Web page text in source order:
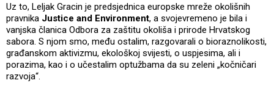
Uz to, Leljak Gracin je predsjednica europske mreže okolišnih
pravnika Justice and Environment, a svojevremeno je bila i
vanjska članica Odbora za zaštitu okoliša i prirode Hrvatskog
sabora. S njom smo, među ostalim, razgovarali o bioraznolikosti,
građanskom aktivizmu, ekološkoj svijesti, o uspjesima, ali i
porazima, kao i o učestalim optužbama da su zeleni „kočničari
razvoja“.